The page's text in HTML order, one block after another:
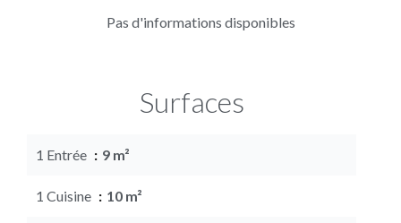
Pas d'informations disponibles
Surfaces
1 Entrée 9 m²
1 Cuisine 10 m²